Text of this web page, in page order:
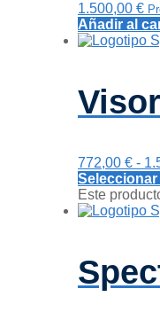
1.500,00 €
Añadir al
772,00 € -
Este